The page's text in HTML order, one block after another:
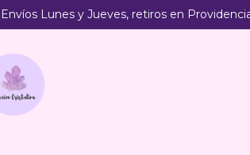
Lunes y Jueves, retiros en